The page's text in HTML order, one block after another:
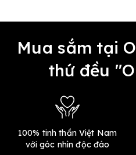
Mua sắm tại
thứ đều
100% tinh thần Việt Nam
với góc nhìn độc đáo